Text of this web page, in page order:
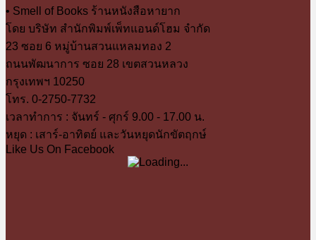
• Smell of Books ร้านหนังสือหายาก
โดย บริษัท สำนักพิมพ์เพ็ทแอนด์โฮม จำกัด
23 ซอย 6 หมู่บ้านสวนแหลมทอง 2
ถนนพัฒนาการ ซอย 28 เขตสวนหลวง
กรุงเทพฯ 10250
โทร. 0-2750-7732
เวลาทำการ : จันทร์ - ศุกร์ 9.00 - 17.00 น.
หยุด : เสาร์-อาทิตย์ และวันหยุดนักขัตฤกษ์
Like Us On Facebook